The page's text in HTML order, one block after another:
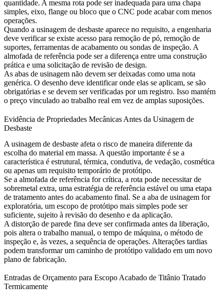
quantidade. A mesma rota pode ser inadequada para uma chapa
simples, eixo, flange ou bloco que o CNC pode acabar com menos
operações.
Quando a usinagem de desbaste aparece no requisito, a engenharia
deve verificar se existe acesso para remoção de pó, remoção de
suportes, ferramentas de acabamento ou sondas de inspeção. A
almofada de referência pode ser a diferença entre uma construção
prática e uma solicitação de revisão de design.
As abas de usinagem não devem ser deixadas como uma nota
genérica. O desenho deve identificar onde elas se aplicam, se são
obrigatórias e se devem ser verificadas por um registro. Isso mantém
o preço vinculado ao trabalho real em vez de amplas suposições.
Evidência de Propriedades Mecânicas Antes da Usinagem de
Desbaste
A usinagem de desbaste afeta o risco de maneira diferente da
escolha do material em massa. A questão importante é se a
característica é estrutural, térmica, condutiva, de vedação, cosmética
ou apenas um requisito temporário de protótipo.
Se a almofada de referência for crítica, a rota pode necessitar de
sobremetal extra, uma estratégia de referência estável ou uma etapa
de tratamento antes do acabamento final. Se a aba de usinagem for
exploratória, um escopo de protótipo mais simples pode ser
suficiente, sujeito à revisão do desenho e da aplicação.
A distorção de parede fina deve ser confirmada antes da liberação,
pois altera o trabalho manual, o tempo de máquina, o método de
inspeção e, às vezes, a sequência de operações. Alterações tardias
podem transformar um caminho de protótipo validado em um novo
plano de fabricação.
Entradas de Orçamento para Escopo Acabado de Titânio Tratado
Termicamente